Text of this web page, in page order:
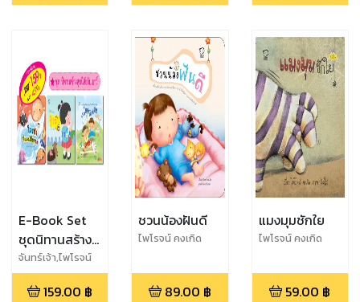
E-Book Set
ชุดนิทานสร้าง
สุขนิสัยวัยเยาว์
จันทร์เจ้า,ไพโรจน์
คงเกิด,สองขา
159.00 ฿
ชวนน้องฝันดี
ไพโรจน์ คงเกิด
89.00 ฿
แมงมุมชักใย
ไพโรจน์ คงเกิด
59.00 ฿